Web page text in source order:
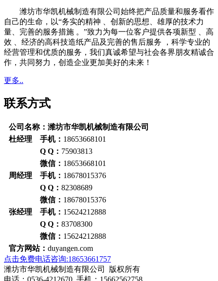
潍坊市华凯机械制造有限公司始终把产品质量和服务看作
自己的生命，以“务实的精神 、创新的思想、雄厚的技术力
量、完善的服务措施 。”致力为每一位客户提供各项新型 、高
效 、经济的高科技造纸产品及完善的售后服务 ，科学专业的
经营管理和优质的服务，我们真诚希望与社会各界朋友精诚合
作，共同努力，创造企业更加美好的未来！
更多..
联系方式
公司名称：潍坊市华凯机械制造有限公司
杜经理 手机： 18653668101
Q Q： 75903813
微信： 18653668101
周经理 手机： 18678015376
Q Q： 82308689
微信： 18678015376
张经理 手机： 15624212888
Q Q： 83708300
微信： 15624212888
官方网站： duyangen.com
点击免费电话咨询:18653661757
潍坊市华凯机械制造有限公司 版权所有